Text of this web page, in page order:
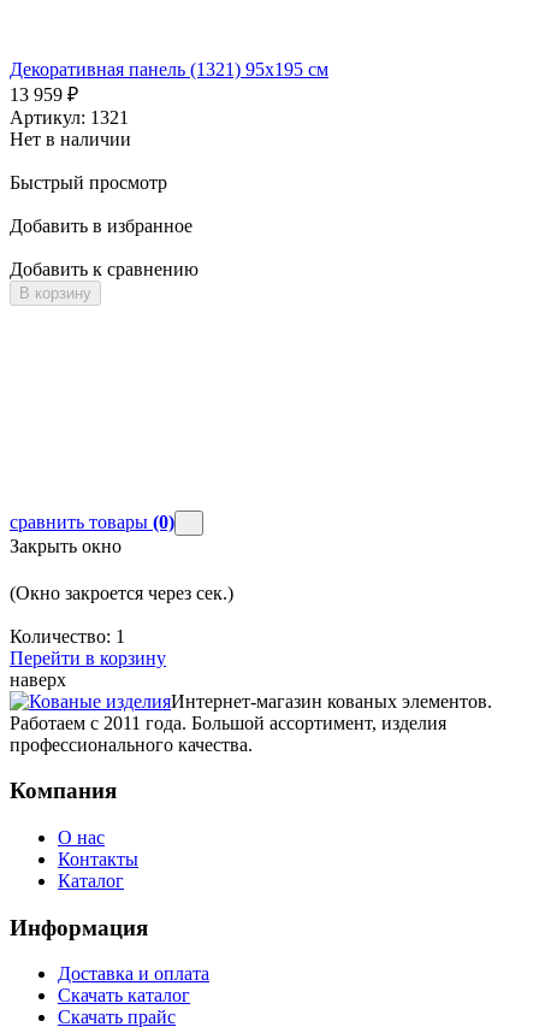
Декоративная панель (1321) 95x195 см
13 959 ₽
Артикул: 1321
Нет в наличии
Быстрый просмотр
Добавить в избранное
Добавить к сравнению
В корзину
сравнить товары (0)
Закрыть окно
(Окно закроется через сек.)
Количество: 1
Перейти в корзину
наверх
Интернет-магазин кованых элементов.
Работаем с 2011 года. Большой ассортимент, изделия
профессионального качества.
Компания
О нас
Контакты
Каталог
Информация
Доставка и оплата
Скачать каталог
Скачать прайс